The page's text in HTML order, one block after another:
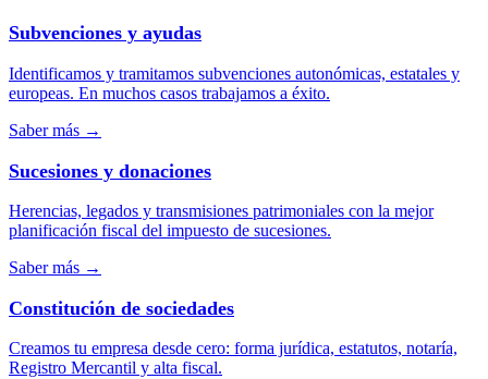
Subvenciones y ayudas
Identificamos y tramitamos subvenciones autonómicas, estatales y
europeas. En muchos casos trabajamos a éxito.
Saber más →
Sucesiones y donaciones
Herencias, legados y transmisiones patrimoniales con la mejor
planificación fiscal del impuesto de sucesiones.
Saber más →
Constitución de sociedades
Creamos tu empresa desde cero: forma jurídica, estatutos, notaría,
Registro Mercantil y alta fiscal.